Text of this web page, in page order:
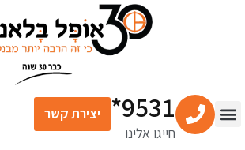
9531*
חייגו אלינו
יצירת קשר